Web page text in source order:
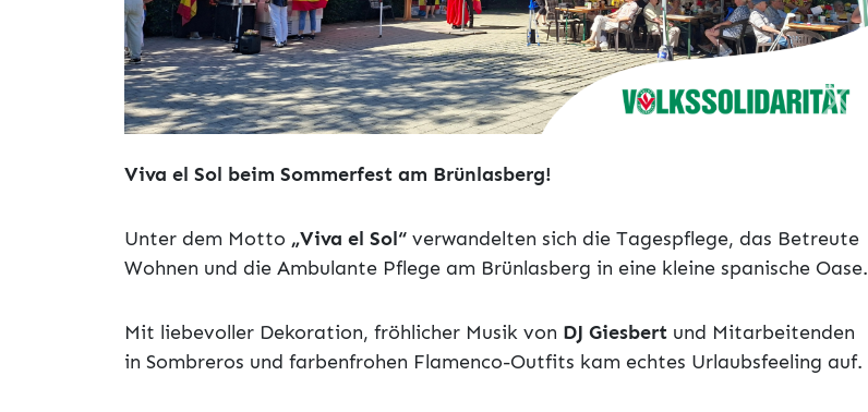
Viva el Sol beim Sommerfest am Brünlasberg!
Unter dem Motto „Viva el Sol“ verwandelten sich die Tagespflege, das Betreute
Wohnen und die Ambulante Pflege am Brünlasberg in eine kleine spanische Oase.
Mit liebevoller Dekoration, fröhlicher Musik von DJ Giesbert und Mitarbeitenden
in Sombreros und farbenfrohen Flamenco-Outfits kam echtes Urlaubsfeeling auf.